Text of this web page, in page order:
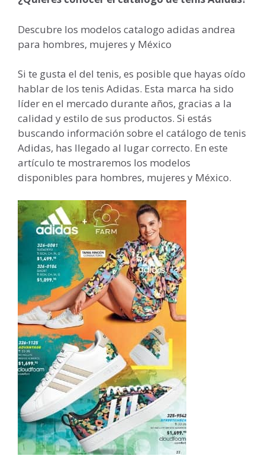
Descubre los modelos catalogo adidas andrea
para hombres, mujeres y México
Si te gusta el del tenis, es posible que hayas oído
hablar de los tenis Adidas. Esta marca ha sido
líder en el mercado durante años, gracias a la
calidad y estilo de sus productos. Si estás
buscando información sobre el catálogo de tenis
Adidas, has llegado al lugar correcto. En este
artículo te mostraremos los modelos
disponibles para hombres, mujeres y México.